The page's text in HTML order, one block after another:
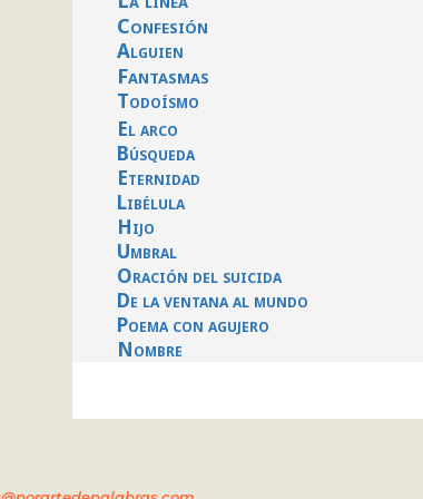
Confesión
Alguien
Fantasmas
Todoísmo
El arco
Búsqueda
Eternidad
Libélula
Hijo
Umbral
Oración del suicida
De la ventana al mundo
Poema con agujero
Nombre